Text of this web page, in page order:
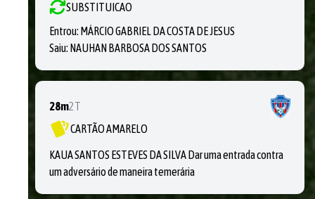
SUBSTITUICAO
Entrou: MÁRCIO GABRIEL DA COSTA DE JESUS
Saiu: NAUHAN BARBOSA DOS SANTOS
28m2T
CARTÃO AMARELO
KAUA SANTOS ESTEVES DA SILVA Dar uma entrada contra
um adversário de maneira temerária